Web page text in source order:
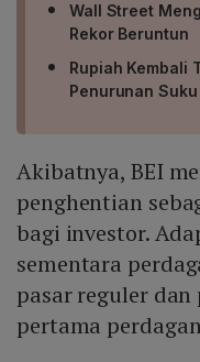
Wall Street
Rekor Beruntun
Rupiah Kembali
Penurunan
Akibatnya, BEI
penghentian
bagi investor.
sementara
pasar reguler
pertama